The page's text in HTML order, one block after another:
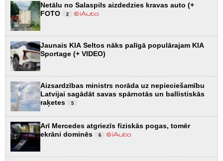
Netālu no Salaspils aizdedzies kravas auto (+
FOTO
2
Jaunais KIA Seltos nāks palīgā populārajam KIA
Sportage (+ VIDEO)
Aizsardzības ministrs norāda uz nepieciešamību
Latvijai sagādāt savas spārnotās un ballistiskās
raķetes
5
Arī Mercedes atgriezīs fiziskās pogas, tomēr
ekrāni dominēs
6